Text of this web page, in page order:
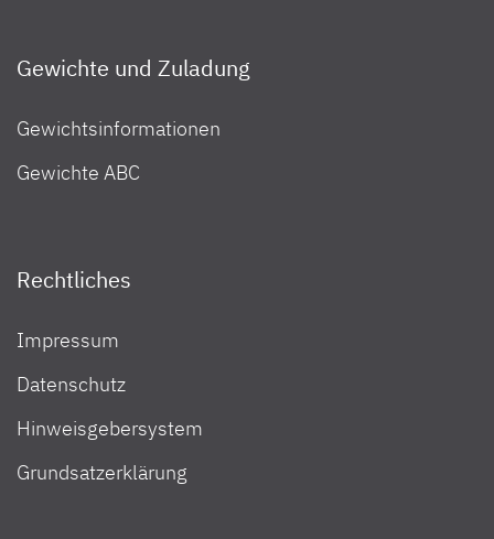
Gewichte und Zuladung
Gewichtsinformationen
Gewichte ABC
Rechtliches
Impressum
Datenschutz
Hinweisgebersystem
Grundsatzerklärung